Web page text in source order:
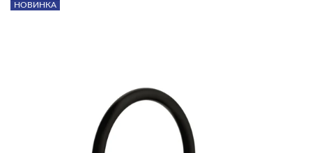
НОВИНКА